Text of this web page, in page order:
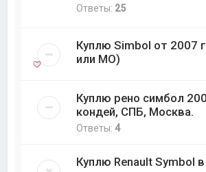
Ответы: 25
Куплю Simbol от 2007
или МО)
Куплю рено симбол
кондей, СПБ, Москва.
Ответы:4
Куплю Renault Symbol